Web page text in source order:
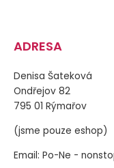
ADRESA
Denisa Šateková
Ondřejov 82
795 01 Rýmařov
(jsme pouze eshop)
Email: Po-Ne -